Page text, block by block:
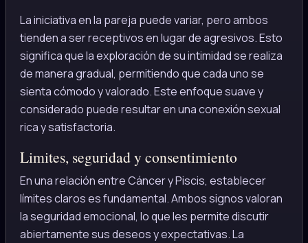
La iniciativa en la pareja puede variar, pero ambos
tienden a ser receptivos en lugar de agresivos. Esto
significa que la exploración de su intimidad se realiza
de manera gradual, permitiendo que cada uno se
sienta cómodo y valorado. Este enfoque suave y
considerado puede resultar en una conexión sexual
rica y satisfactoria.
Limites, seguridad y consentimiento
En una relación entre Cáncer y Piscis, establecer
límites claros es fundamental. Ambos signos valoran
la seguridad emocional, lo que les permite discutir
abiertamente sus deseos y expectativas. La